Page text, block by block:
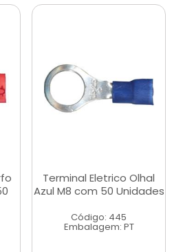
Terminal Eletrico Olhal
Azul M8 com 50 Unidades
Código: 445
Embalagem: PT